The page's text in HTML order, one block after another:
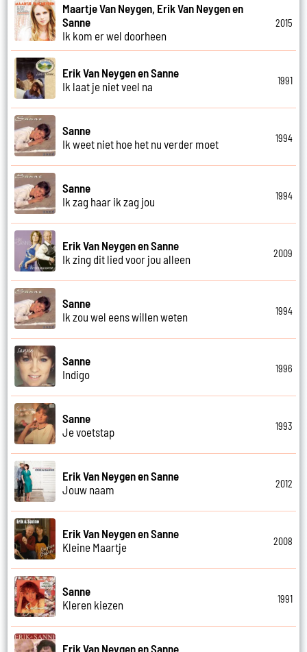
Maartje Van Neygen, Erik Van Neygen en
Sanne
Ik kom er wel doorheen
2015
Erik Van Neygen en Sanne
Ik laat je niet veel na
1991
Sanne
Ik weet niet hoe het nu verder moet
1994
Sanne
Ik zag haar ik zag jou
1994
Erik Van Neygen en Sanne
Ik zing dit lied voor jou alleen
2009
Sanne
Ik zou wel eens willen weten
1994
Sanne
Indigo
1996
Sanne
Je voetstap
1993
Erik Van Neygen en Sanne
Jouw naam
2012
Erik Van Neygen en Sanne
Kleine Maartje
2008
Sanne
Kleren kiezen
1991
Erik Van Neygen en Sanne